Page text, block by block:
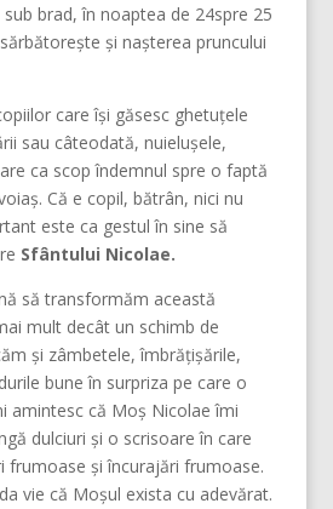
brad, în noaptea de 24spre 25
și nașterea pruncului
care își găsesc ghetuțele
sau câteodată, nuielușele,
ca scop îndemnul spre o faptă
Că e copil, bătrân, nici nu
este ca gestul în sine să
Sfântului Nicolae.
să transformăm această
mult decât un schimb de
și zâmbetele, îmbrățișările,
bune în surpriza pe care o
amintesc că Moș Nicolae îmi
dulciuri și o scrisoare în care
frumoase și încurajări frumoase.
vie că Moșul exista cu adevărat.